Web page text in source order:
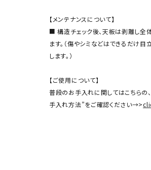
【メンテナンスについて】
■ 構造チェック後、天板は剥離し全
ます。（傷やシミなどはできるだけ
します。）
【ご使用について】
普段のお手入れに関してはこちらの
手入れ方法”をご確認ください→>